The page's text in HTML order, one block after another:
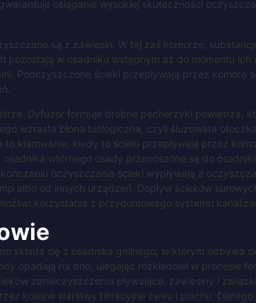
osiąganie wysokiej skuteczności
są z zawiesin. W tej zaś komorze,
w osadniku wstępnym aż do momentu ich
Podczyszczone ścieki przepływają przez
Dyfuzor formuje drobne pęcherzyki powietrza,
wzrasta błona biologiczna, czyli śluzowata
klarowanie, kiedy to ścieki przepływają przez
wtórnego osady przenoszone są do
oczyszczania ścieki wypływają z
albo od innych urządzeń. Dopływ ścieków
korzystania z przydomowego systemu
składa się z osadnika gnilnego, w którym
opadają na dno, ulegając rozkładowi w procesie
zanieczyszczenia pływające, zawiesiny i
kolejne warstwy filtracyjne żwiru i piachu.